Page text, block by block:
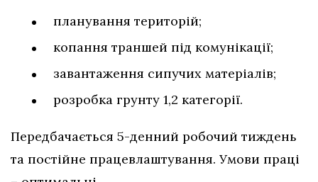
планування територій;
копання траншей під комунікації;
завантаження сипучих матеріалів;
розробка грунту 1,2 категорії.
Передбачається 5-денний робочий тиждень
та постійне працевлаштування. Умови праці